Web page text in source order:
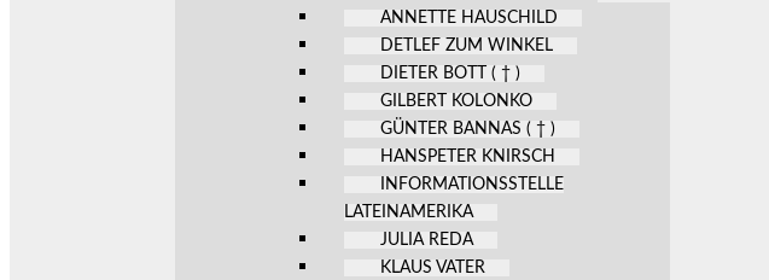
ANNETTE HAUSCHILD
DETLEF ZUM WINKEL
DIETER BOTT ( † )
GILBERT KOLONKO
GÜNTER BANNAS ( † )
HANSPETER KNIRSCH
INFORMATIONSSTELLE
LATEINAMERIKA
JULIA REDA
KLAUS VATER